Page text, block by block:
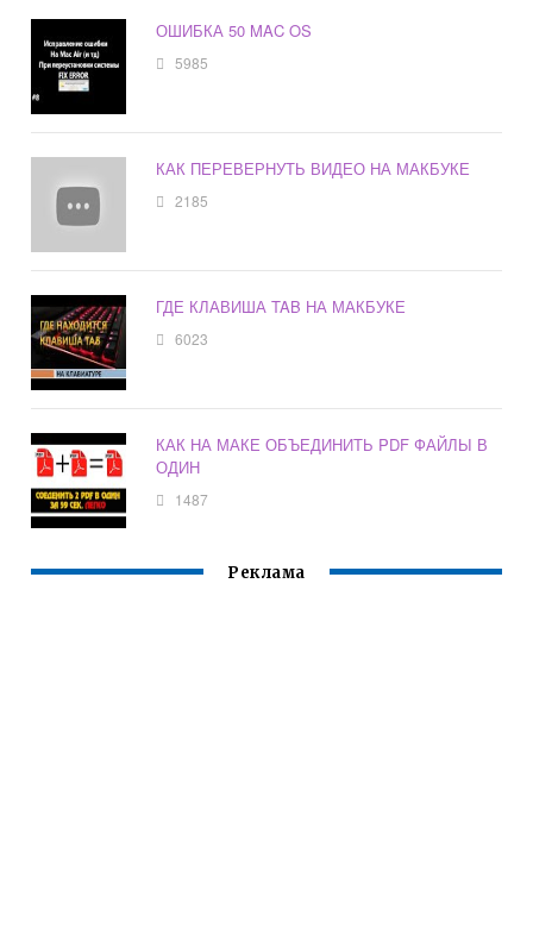
ОШИБКА 50 MAC OS
5985
КАК ПЕРЕВЕРНУТЬ ВИДЕО НА МАКБУКЕ
2185
ГДЕ КЛАВИША TAB НА МАКБУКЕ
6023
КАК НА МАКЕ ОБЪЕДИНИТЬ PDF ФАЙЛЫ В
ОДИН
1487
Реклама